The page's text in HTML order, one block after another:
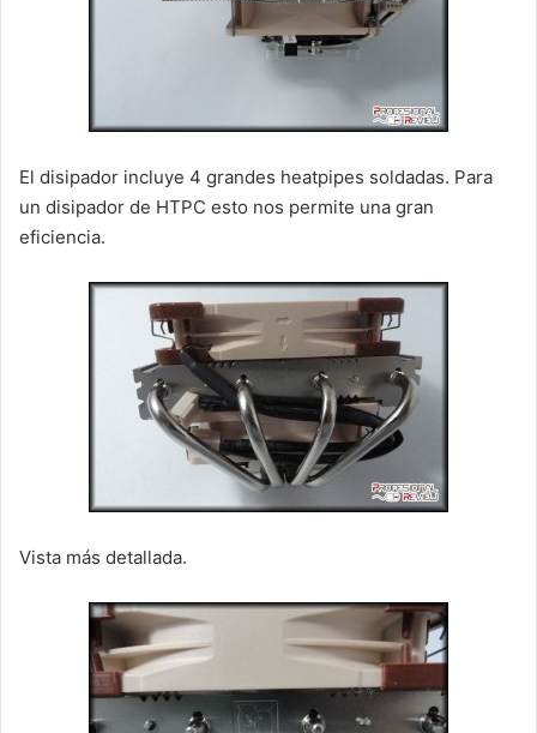
El disipador incluye 4 grandes heatpipes soldadas. Para
un disipador de HTPC esto nos permite una gran
eficiencia.
Vista más detallada.